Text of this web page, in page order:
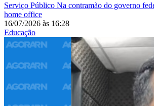
Serviço Público Na contramão do governo
home office
16/07/2026 às 16:28
Educação